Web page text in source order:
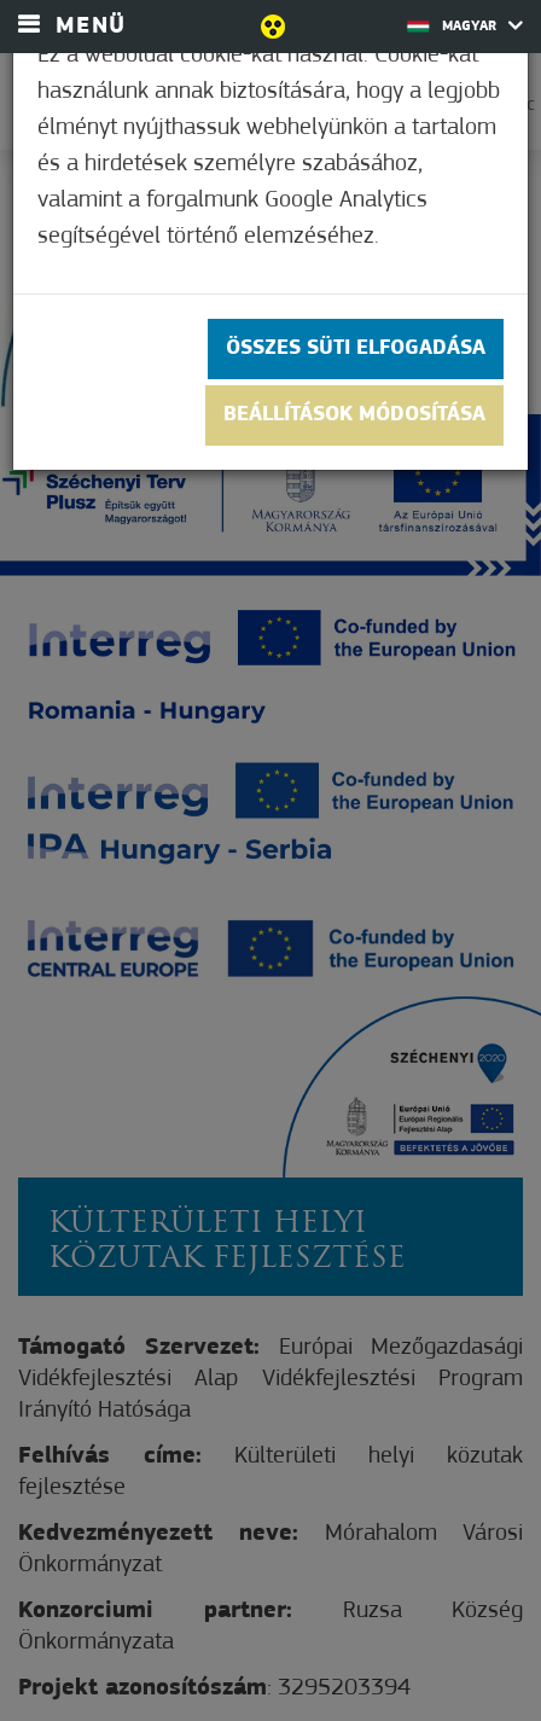
MENÜ MAGYAR
27,2°C
KÜLTERÜLETI HELYI
KÖZUTAK FEJLESZTÉSE
Támogató Szervezet: Európai Mezőgazdasági
Vidékfejlesztési Alap Vidékfejlesztési Program
Irányító Hatósága
Felhívás címe: Külterületi helyi közutak
fejlesztése
Kedvezményezett neve: Mórahalom Városi
Önkormányzat
Konzorciumi partner: Ruzsa Község
Önkormányzata
Projekt azonosítószám: 3295203394
Ez a weboldal cookie-kat használ. Cookie-kat
használunk annak biztosítására, hogy a legjobb
élményt nyújthassuk webhelyünkön a tartalom
és a hirdetések személyre szabásához,
valamint a forgalmunk Google Analytics
segítségével történő elemzéséhez.
ÖSSZES SÜTI ELFOGADÁSA
BEÁLLÍTÁSOK MÓDOSÍTÁSA